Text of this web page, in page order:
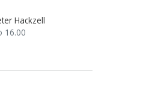
Hackzell
16.00